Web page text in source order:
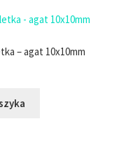
– agat 10x10mm